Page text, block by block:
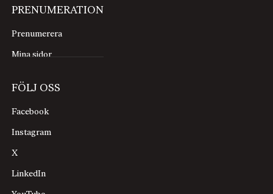
PRENUMERATION
Prenumerera
Mina sidor
FÖLJ OSS
Facebook
Instagram
X
LinkedIn